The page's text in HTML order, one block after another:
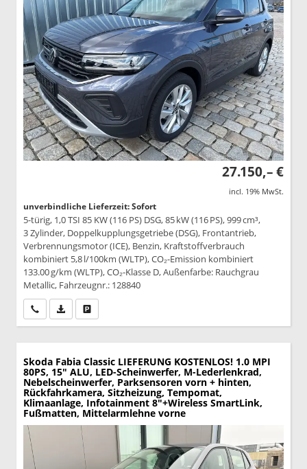
27.150,– €
incl. 19% MwSt.
unverbindliche Lieferzeit: Sofort
5-türig, 1,0 TSI 85 KW (116 PS) DSG, 85 kW (116 PS), 999 cm³,
3 Zylinder, Doppelkupplungsgetriebe (DSG), Frontantrieb,
Verbrennungsmotor (ICE), Benzin, Kraftstoffverbrauch
kombiniert 5,8 l/100km (WLTP), CO₂-Emission kombiniert
133.00 g/km (WLTP), CO₂-Klasse D, Außenfarbe: Rauchgrau
Metallic, Fahrzeugnr.: 128840
Wir rufen Sie anPDF-Datei, Fahrzeugexposé drucken
Skoda Fabia Classic LIEFERUNG KOSTENLOS! 1.0 MPI
80PS, 15" ALU, LED-Scheinwerfer, M-Lederlenkrad,
Nebelscheinwerfer, Parksensoren vorn + hinten,
Rückfahrkamera, Sitzheizung, Tempomat,
Klimaanlage, Infotainment 8"+Wireless SmartLink,
Fußmatten, Mittelarmlehne vorne